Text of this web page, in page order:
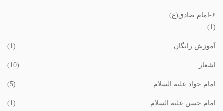
۶-امام صادق(ع)
(1)
آموزش رایگان (1)
اشعار (10)
امام جواد علیه السلام (5)
امام حسن علیه السلام (1)